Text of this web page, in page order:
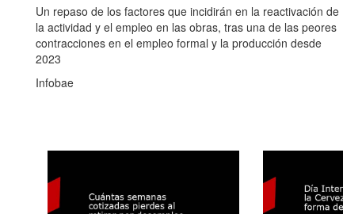
Un repaso de los factores que incidirán en la reactivación de
la actividad y el empleo en las obras, tras una de las peores
contracciones en el empleo formal y la producción desde
2023
Infobae